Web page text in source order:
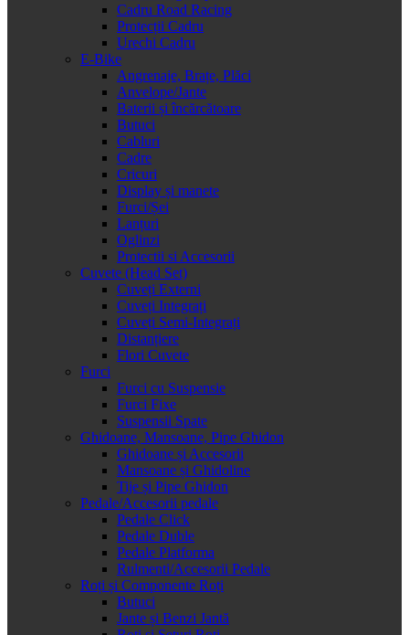
Cadru Road Racing
Protecții Cadru
Urechi Cadru
E-Bike
Angrenaje, Brațe, Plăci
Anvelope/Jante
Baterii și încărcătoare
Butuci
Cabluri
Cadre
Cricuri
Display și manete
Furci/Șei
Lanțuri
Oglinzi
Protectii si Accesorii
Cuvete (Head Set)
Cuveți Externi
Cuveți Integrați
Cuveți Semi-Integrați
Distanțiere
Flori Cuvete
Furci
Furci cu Suspensie
Furci Fixe
Suspensii Spate
Ghidoane, Mansoane, Pipe Ghidon
Ghidoane și Accesorii
Mansoane și Ghidoline
Tije și Pipe Ghidon
Pedale/Accesorii pedale
Pedale Click
Pedale Duble
Pedale Platforma
Rulmenti/Accesorii Pedale
Roți și Componente Roți
Butuci
Jante și Benzi Jantă